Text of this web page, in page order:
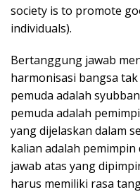
society is to promote
individuals).
Bertanggung jawab
harmonisasi bangsa
pemuda adalah
pemuda adalah
yang dijelaskan dalam
kalian adalah
jawab atas yang
harus memiliki rasa